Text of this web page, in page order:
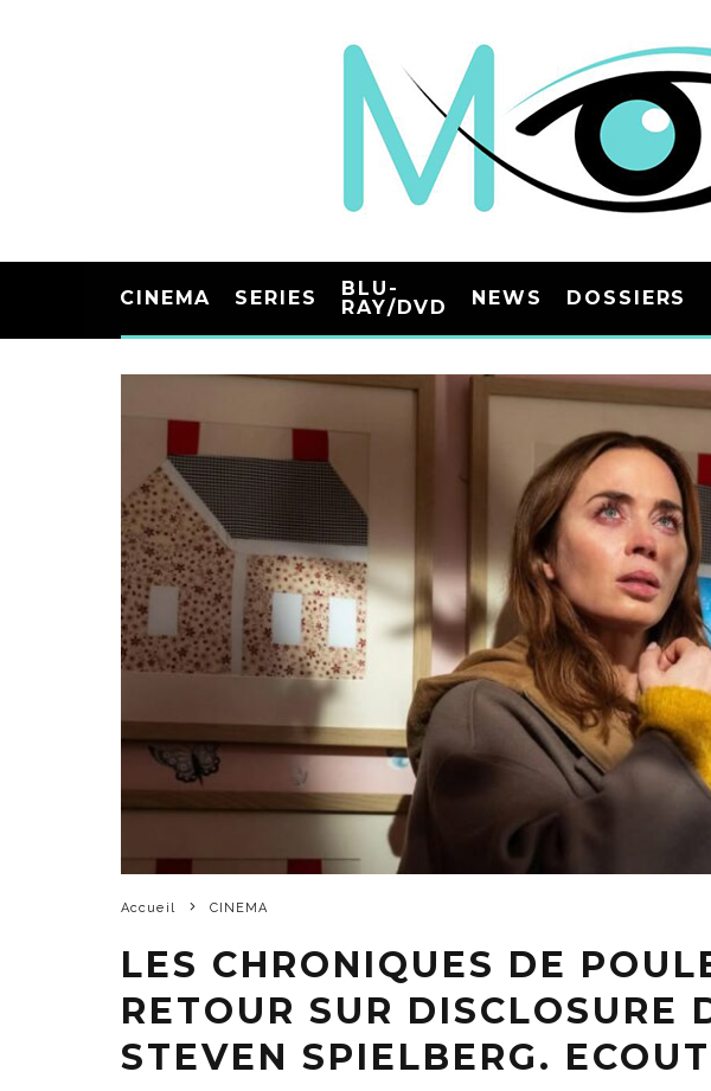
CINEMA SERIES
BLU-
RAY/DVD
NEWS DOSSIERS
Accueil CINEMA
LES CHRONIQUES DE
RETOUR SUR DISCLOSURE
STEVEN SPIELBERG.